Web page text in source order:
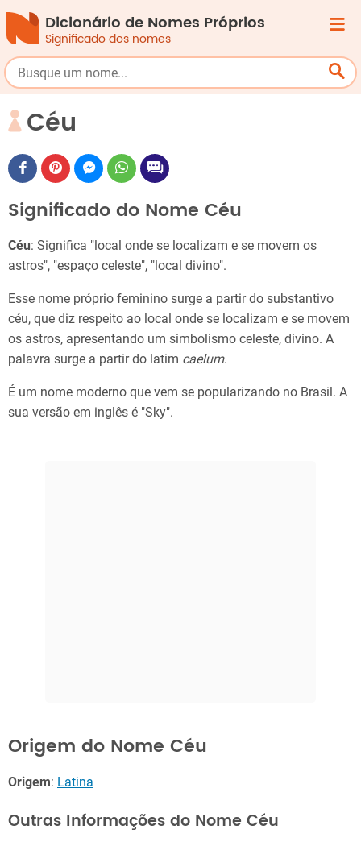
Dicionário de Nomes Próprios
Significado dos nomes
Céu
Significado do Nome Céu
Céu: Significa "local onde se localizam e se movem os
astros", "espaço celeste", "local divino".
Esse nome próprio feminino surge a partir do substantivo
céu, que diz respeito ao local onde se localizam e se movem
os astros, apresentando um simbolismo celeste, divino. A
palavra surge a partir do latim caelum.
É um nome moderno que vem se popularizando no Brasil. A
sua versão em inglês é "Sky".
Origem do Nome Céu
Origem: Latina
Outras Informações do Nome Céu